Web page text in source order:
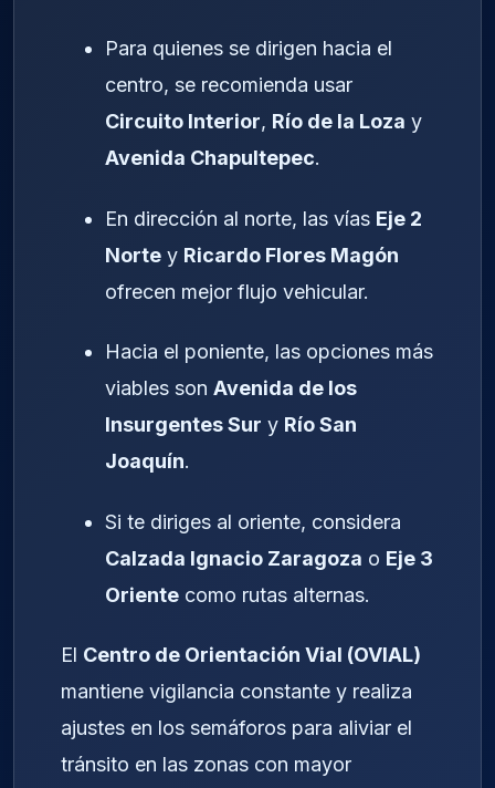
Para quienes se dirigen hacia el
centro, se recomienda usar
Circuito Interior, Río de la Loza y
Avenida Chapultepec.
En dirección al norte, las vías Eje 2
Norte y Ricardo Flores Magón
ofrecen mejor flujo vehicular.
Hacia el poniente, las opciones más
viables son Avenida de los
Insurgentes Sur y Río San
Joaquín.
Si te diriges al oriente, considera
Calzada Ignacio Zaragoza o Eje 3
Oriente como rutas alternas.
El Centro de Orientación Vial (OVIAL)
mantiene vigilancia constante y realiza
ajustes en los semáforos para aliviar el
tránsito en las zonas con mayor